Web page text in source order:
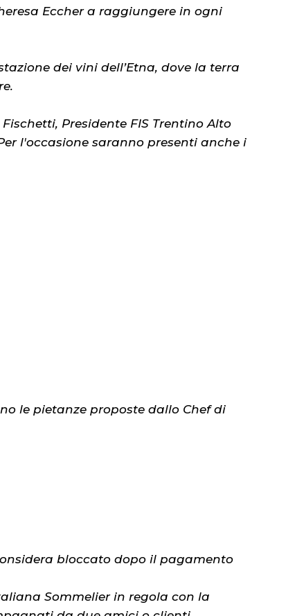
Eccher a raggiungere in ogni
dei vini dell’Etna, dove la terra
Presidente FIS Trentino Alto
l'occasione saranno presenti anche i
le pietanze proposte dallo Chef di
bloccato dopo il pagamento
Sommelier in regola con la